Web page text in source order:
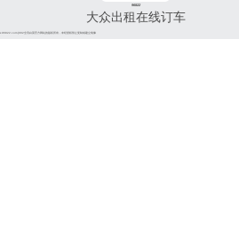
96822
大众出租在线订车
全讯白菜官方网站的版权所有，未经授权禁止复制或建立镜像